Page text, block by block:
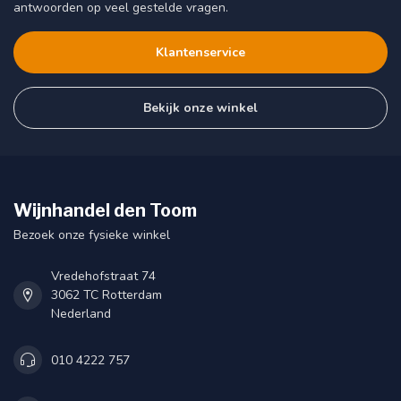
antwoorden op veel gestelde vragen.
Klantenservice
Bekijk onze winkel
Wijnhandel den Toom
Bezoek onze fysieke winkel
Vredehofstraat 74
3062 TC Rotterdam
Nederland
010 4222 757